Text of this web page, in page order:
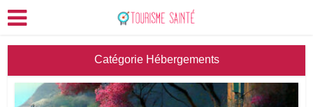
Catégorie Hébergements